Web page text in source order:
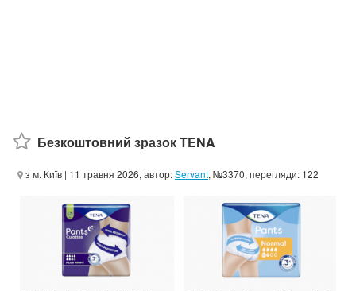
Безкоштовний зразок TENA
з м. Київ | 11 травня 2026, автор:Servant, №3370, перегляди: 122